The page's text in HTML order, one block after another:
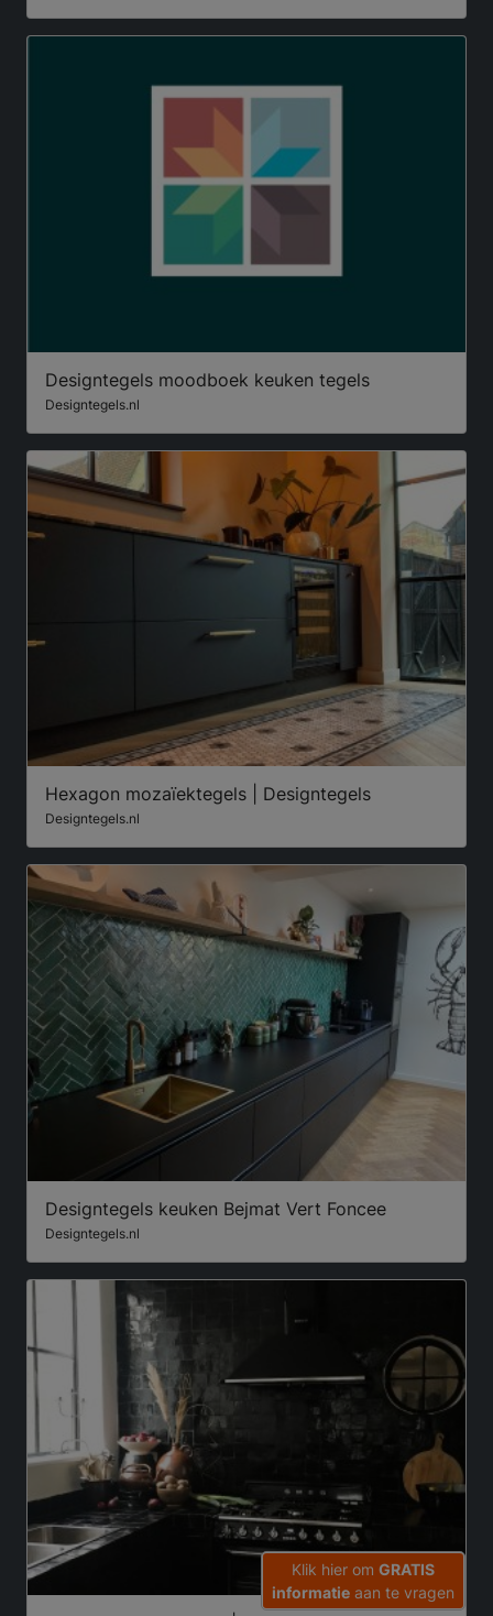
Designtegels moodboek keuken tegels
Designtegels.nl
Hexagon mozaïektegels | Designtegels
Designtegels.nl
Designtegels keuken Bejmat Vert Foncee
Designtegels.nl
Klik hier om GRATIS
informatie aan te vragen